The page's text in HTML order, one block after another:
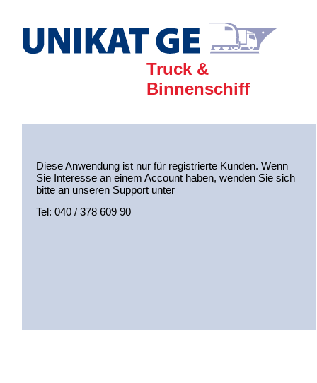
Truck &
Binnenschiff
Diese Anwendung ist nur für registrierte Kunden. Wenn
Sie Interesse an einem Account haben, wenden Sie sich
bitte an unseren Support unter
Tel: 040 / 378 609 90